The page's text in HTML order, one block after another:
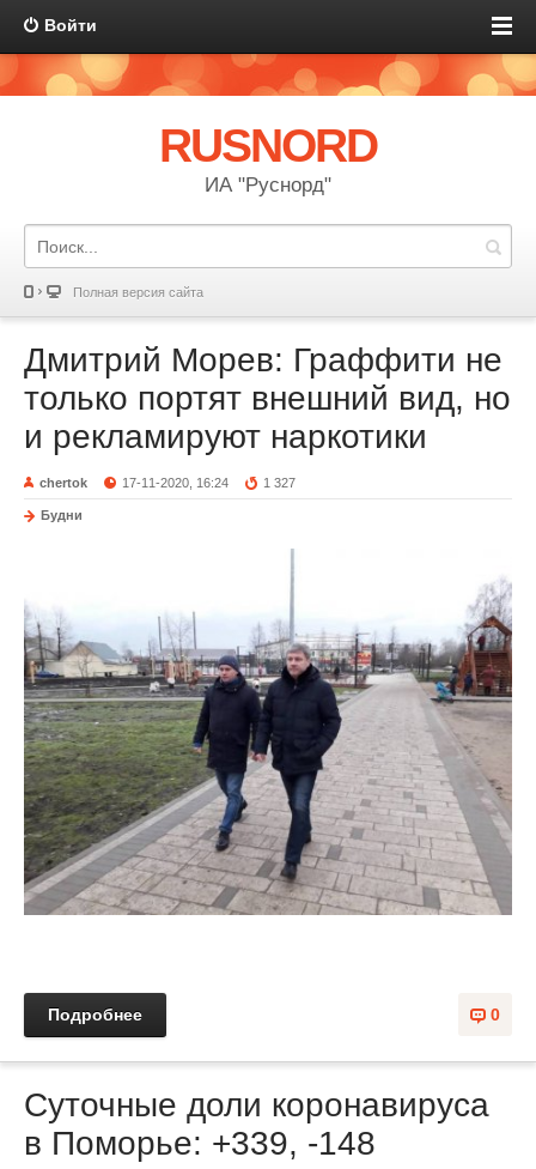
Войти
RUSNORD
ИА "Руснорд"
Полная версия сайта
Дмитрий Морев: Граффити не
только портят внешний вид, но
и рекламируют наркотики
chertok 17-11-2020, 16:24 1 327
Будни
0
Подробнее
Суточные доли коронавируса
в Поморье: +339, -148